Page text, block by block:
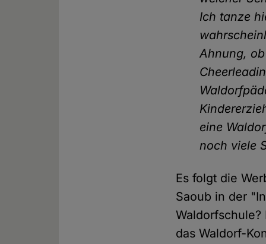
Ich tanze
Ahnung,
eine
noch viele
Es folgt die
Saoub in der
das Waldorf-